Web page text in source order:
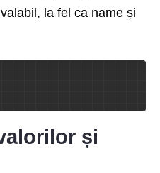
la fel ca name și
și